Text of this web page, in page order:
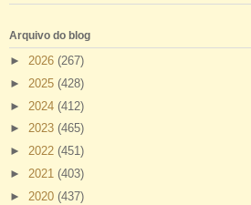
Arquivo do blog
► 2026 (267)
► 2025 (428)
► 2024 (412)
► 2023 (465)
► 2022 (451)
► 2021 (403)
► 2020 (437)